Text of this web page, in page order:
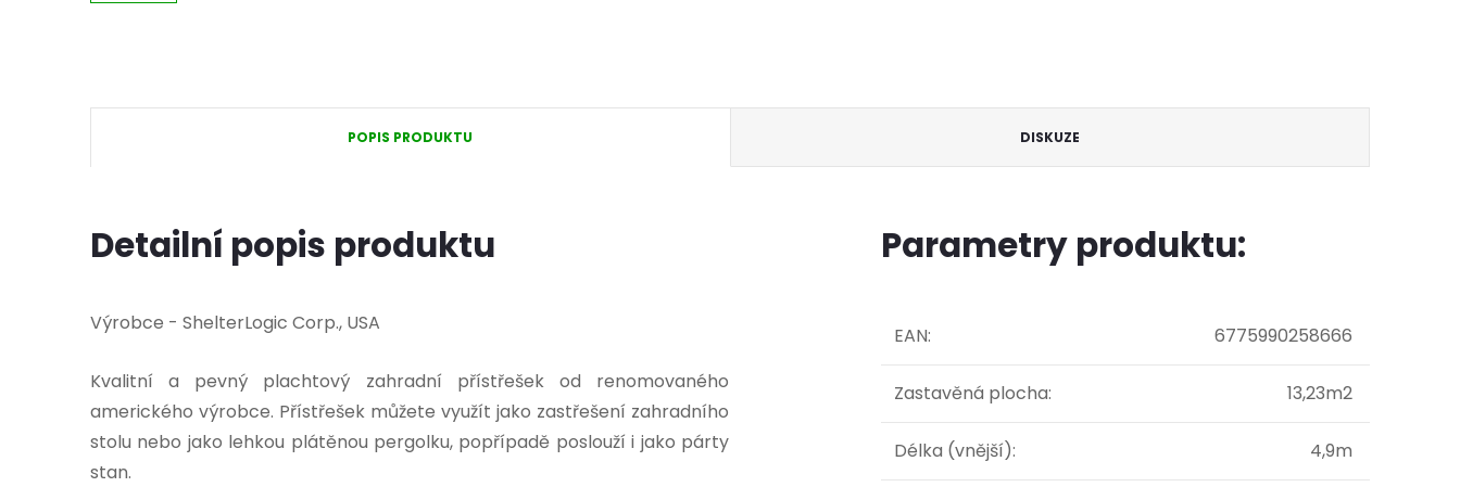
POPIS PRODUKTU DISKUZE
Detailní popis produktu
Výrobce - ShelterLogic Corp., USA
Kvalitní a pevný plachtový zahradní přístřešek od renomovaného
amerického výrobce. Přístřešek můžete využít jako zastřešení zahradního
stolu nebo jako lehkou plátěnou pergolku, popřípadě poslouží i jako párty
stan.
Parametry produktu:
EAN: 6775990258666
Zastavěná plocha: 13,23m2
Délka (vnější): 4,9m